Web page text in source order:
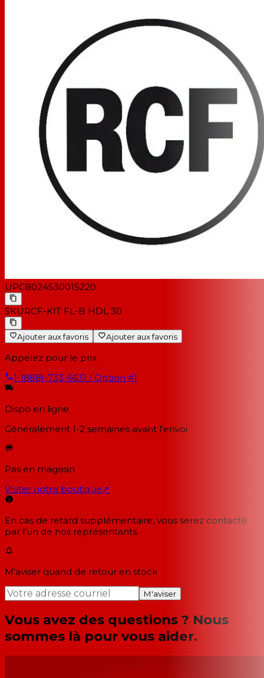
UPC8024530015220
SKURCF-KIT FL-B HDL 30
Ajouter aux favoris Ajouter aux favoris
Appelez pour le prix
1-(888)-733-6631 / Option #1
Dispo en ligne
Généralement 1-2 semaines avant l'envoi
Pas en magasin
Visiter notre boutique↗
En cas de retard supplémentaire, vous serez contacté
par l'un de nos représentants.
M'aviser quand de retour en stock
M'aviser
Vous avez des questions ? Nous
sommes là pour vous aider.